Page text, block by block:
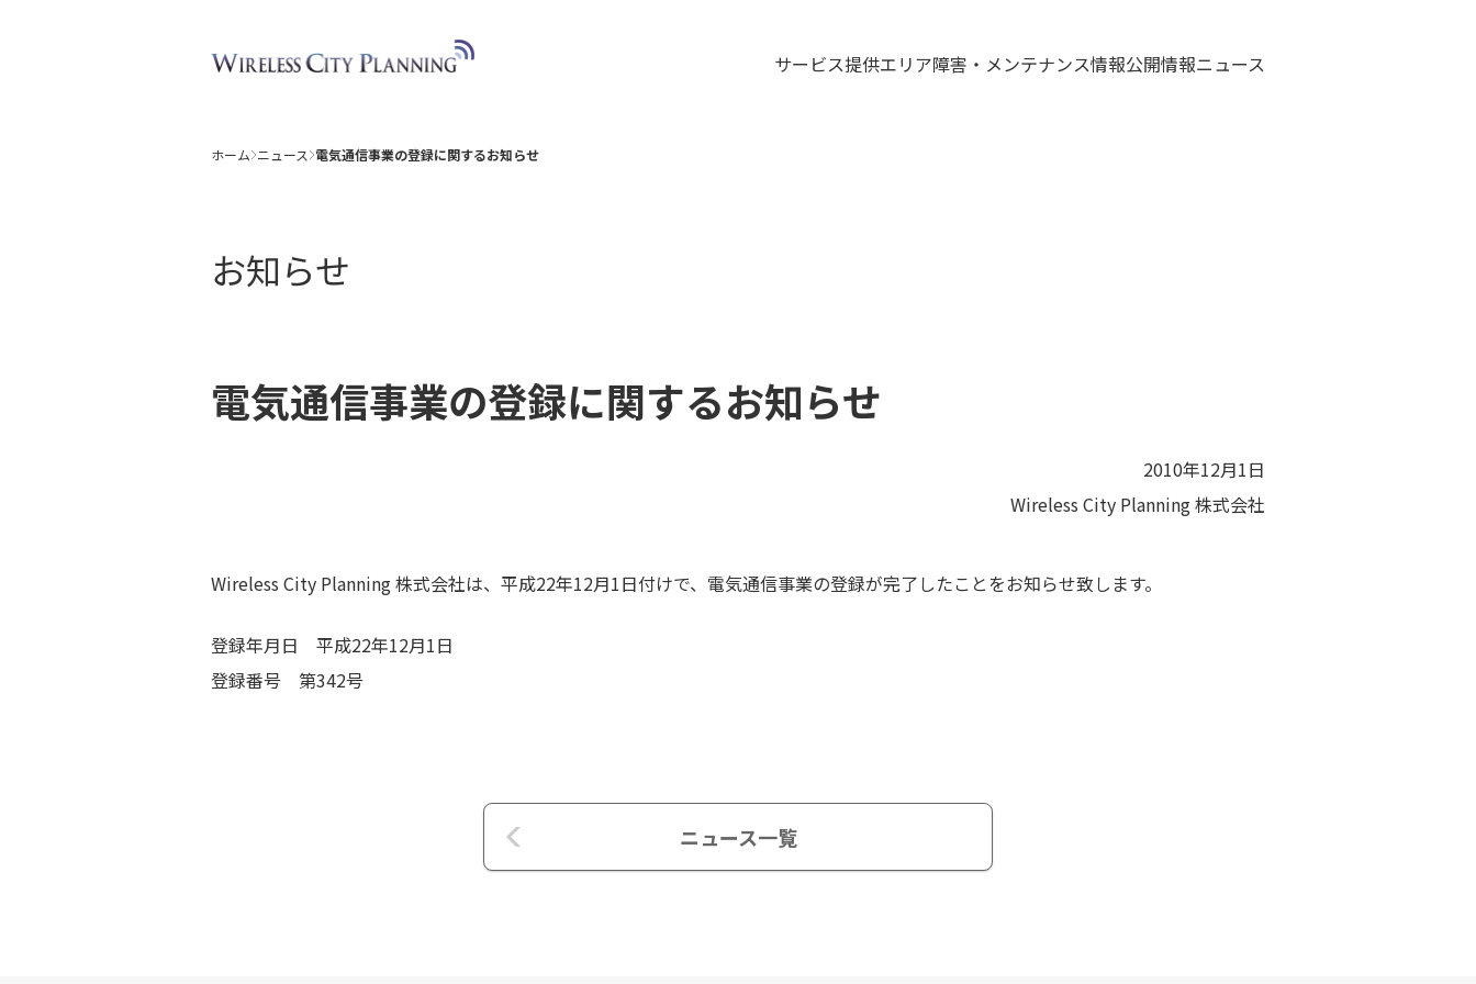
サービス提供エリア障害・メンテナンス情報公開情報ニュース
ホーム ニュース 電気通信事業の登録に関するお知らせ
お知らせ
電気通信事業の登録に関するお知らせ
2010年12月1日
Wireless City Planning 株式会社
Wireless City Planning 株式会社は、平成22年12月1日付けで、電気通信事業の登録が完了したことをお知らせ致します。
登録年月日 平成22年12月1日
登録番号 第342号
ニュース一覧